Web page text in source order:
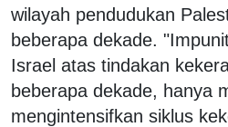
wilayah pendudukan
beberapa dekade.
Israel atas tindakan
beberapa dekade, hanya
mengintensifkan siklus